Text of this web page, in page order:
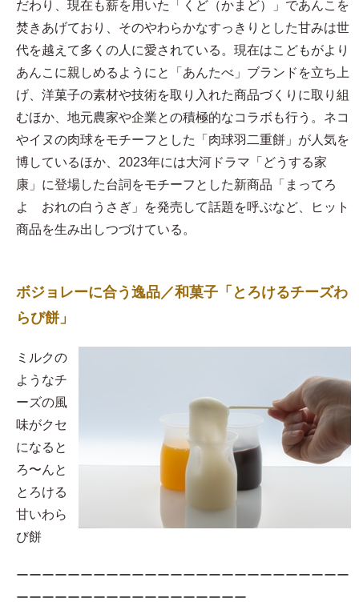
だわり、現在も薪を用いた「くど（かまど）」であんこを
焚きあげており、そのやわらかなすっきりとした甘みは世
代を越えて多くの人に愛されている。現在はこどもがより
あんこに親しめるようにと「あんたべ」ブランドを立ち上
げ、洋菓子の素材や技術を取り入れた商品づくりに取り組
むほか、地元農家や企業との積極的なコラボも行う。ネコ
やイヌの肉球をモチーフとした「肉球羽二重餅」が人気を
博しているほか、2023年には大河ドラマ「どうする家
康」に登場した台詞をモチーフとした新商品「まってろ
よ おれの白うさぎ」を発売して話題を呼ぶなど、ヒット
商品を生み出しつづけている。
ボジョレーに合う逸品／和菓子「とろけるチーズわ
らび餅」
​ミルクの
ようなチ
ーズの風
味がクセ
になると
ろ〜んと
とろける
甘いわら
び餅
ーーーーーーーーーーーーーーーーーーーーーーーーーー
ーーーーーーーーーーーーーーーーーー